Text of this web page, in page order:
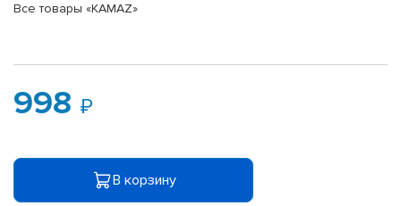
Все товары «KAMAZ»
998
В корзину